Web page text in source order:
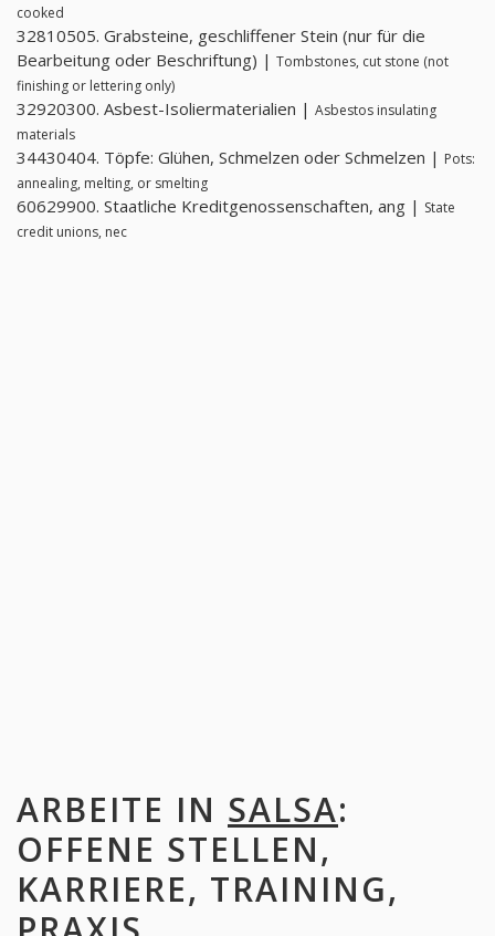
cooked
32810505. Grabsteine, geschliffener Stein (nur für die
Bearbeitung oder Beschriftung) | Tombstones, cut stone (not
finishing or lettering only)
32920300. Asbest-Isoliermaterialien | Asbestos insulating
materials
34430404. Töpfe: Glühen, Schmelzen oder Schmelzen | Pots:
annealing, melting, or smelting
60629900. Staatliche Kreditgenossenschaften, ang | State
credit unions, nec
ARBEITE IN SALSA:
OFFENE STELLEN,
KARRIERE, TRAINING,